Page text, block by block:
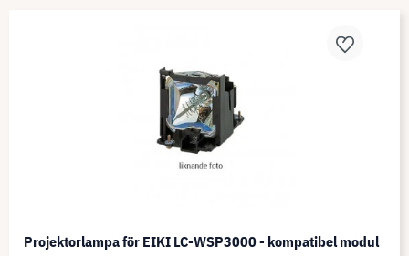
Projektorlampa för EIKI LC-WSP3000 - kompatibel modul